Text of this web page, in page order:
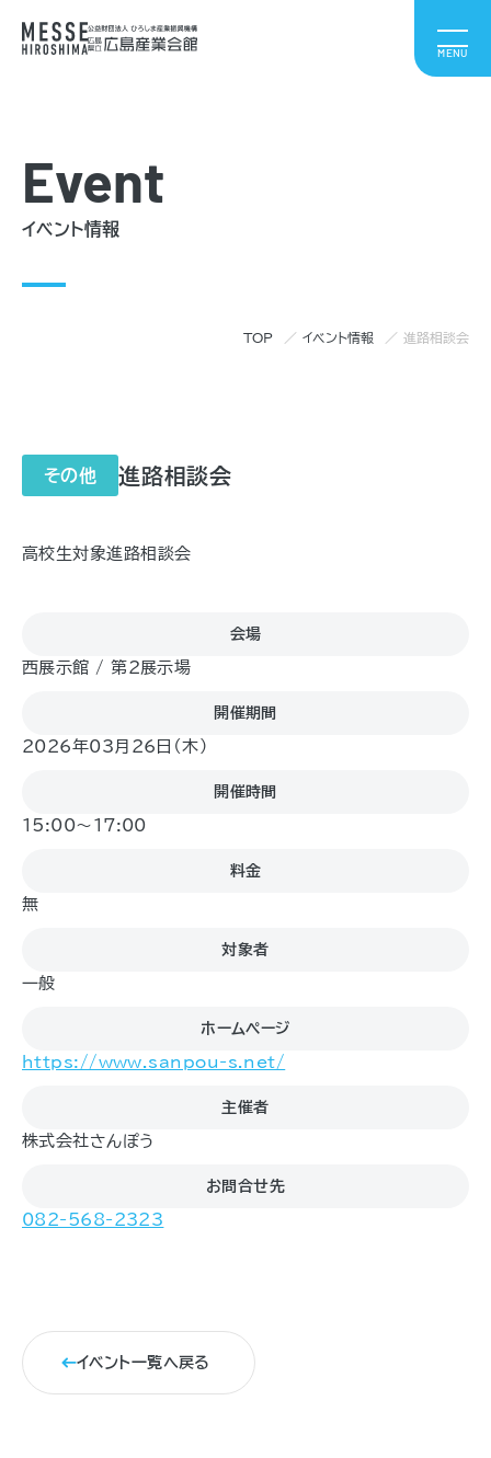
Event
イベント情報
TOP イベント情報 進路相談会
その他 進路相談会
高校生対象進路相談会
会場
西展示館 / 第2展示場
開催期間
2026年03月26日（木)
開催時間
15:00～17:00
料金
無
対象者
一般
ホームページ
https://www.sanpou-s.net/
主催者
株式会社さんぽう
お問合せ先
082-568-2323
イベント一覧へ戻る